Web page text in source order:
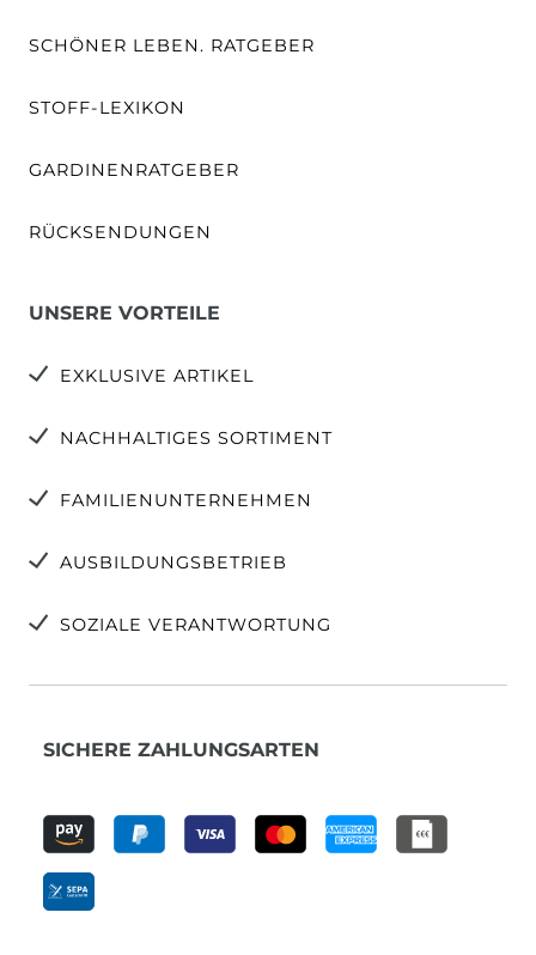
SCHÖNER LEBEN. RATGEBER
STOFF-LEXIKON
GARDINENRATGEBER
RÜCKSENDUNGEN
UNSERE VORTEILE
EXKLUSIVE ARTIKEL
NACHHALTIGES SORTIMENT
FAMILIENUNTERNEHMEN
AUSBILDUNGSBETRIEB
SOZIALE VERANTWORTUNG
SICHERE ZAHLUNGSARTEN